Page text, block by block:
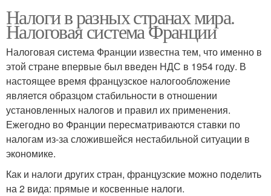
Налоги в разных странах мира.
Налоговая система Франции
Налоговая система Франции известна тем, что именно в
этой стране впервые был введен НДС в 1954 году. В
настоящее время французское налогообложение
является образцом стабильности в отношении
установленных налогов и правил их применения.
Ежегодно во Франции пересматриваются ставки по
налогам из-за сложившейся нестабильной ситуации в
экономике.
Как и налоги других стран, французские можно поделить
на 2 вида: прямые и косвенные налоги.